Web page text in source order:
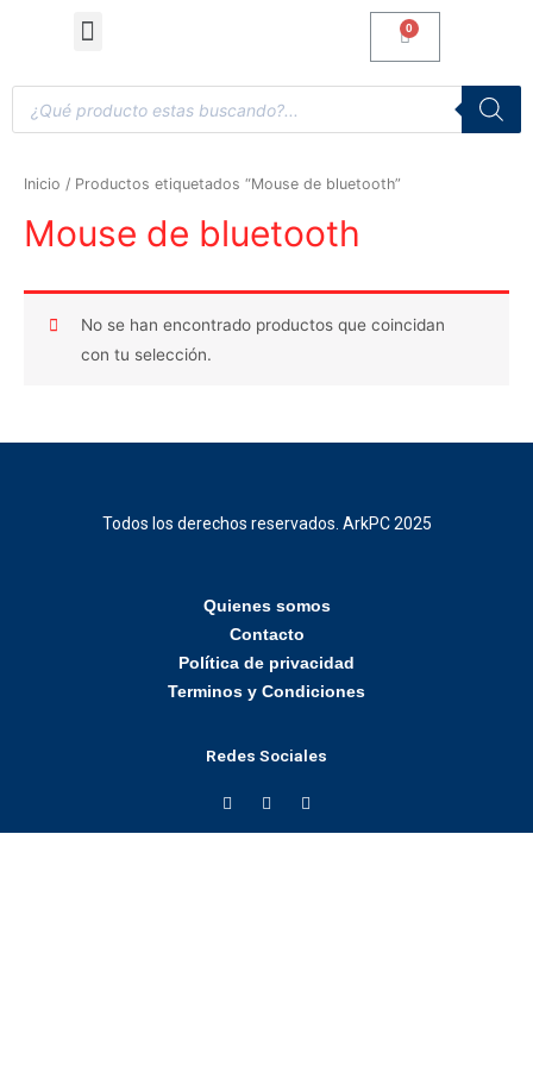
Inicio / Productos etiquetados “Mouse de bluetooth”
Mouse de bluetooth
No se han encontrado productos que coincidan
con tu selección.
Todos los derechos reservados. ArkPC 2025
Quienes somos
Contacto
Política de privacidad
Terminos y Condiciones
Redes Sociales